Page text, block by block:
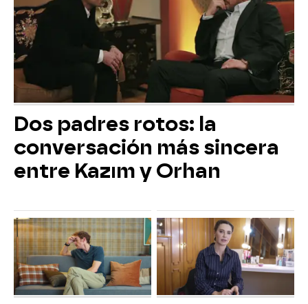
Dos padres rotos: la
conversación más sincera
entre Kazım y Orhan